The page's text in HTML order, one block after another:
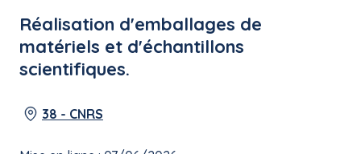
Réalisation d'emballages de
matériels et d'échantillons
scientifiques.
38 - CNRS